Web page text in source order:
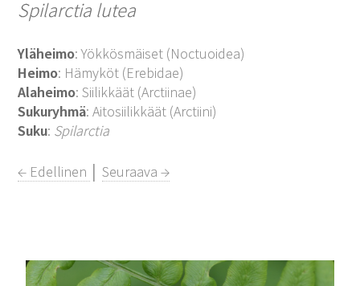
Spilarctia lutea
Yläheimo: Yökkösmäiset (Noctuoidea)
Heimo: Hämyköt (Erebidae)
Alaheimo: Siilikkäät (Arctiinae)
Sukuryhmä: Aitosiilikkäät (Arctiini)
Suku: Spilarctia
← Edellinen │Seuraava →